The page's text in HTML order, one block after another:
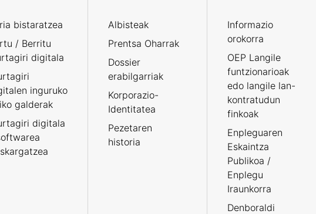
bistaratzea
/ Berritu
digitala
inguruko
galderak
digitala
Albisteak
Prentsa Oharrak
Dossier
erabilgarriak
Korporazio-
Identitatea
Pezetaren
historia
Informazio
orokorra
OEP Langile
funtzionarioak
edo langile lan-
kontratudun
finkoak
Enpleguaren
Eskaintza
Publikoa /
Enplegu
Iraunkorra
Denboraldi